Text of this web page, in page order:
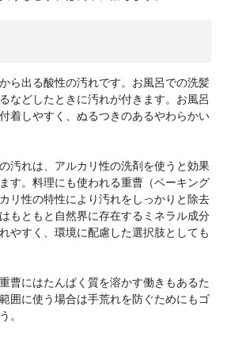
ら出る酸性の汚れです。お風呂での洗髪
などしたときに汚れが付きます。お風呂
着しやすく、ぬるつきのあるやわらかい
汚れは、アルカリ性の洗剤を使うと効果
す。料理にも使われる重曹（ベーキング
リ性の特性により汚れをしっかりと除去
もともと自然界に存在するミネラル成分
やすく、環境に配慮した選択肢としても
曹にはたんぱく質を溶かす働きもあるた
囲に使う場合は手荒れを防ぐためにもゴ
。